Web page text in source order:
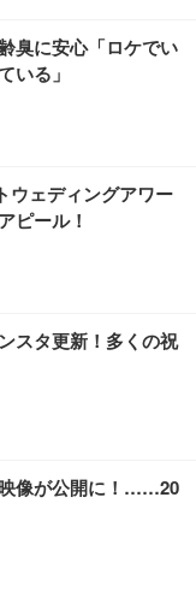
ゲーミング/勉強/事
(ブラック)
ェア 疲れない テレ
30度ロッキング機
度跳ね上げ式アーム
(ホワイト)
クチェア 肘なし メ
付き 腰サポート ガ
スター付き コンパク
インチ 液晶モニタ
光沢 HDMI/DisplayP
整 スイベル VESA対
】GRAPHT THE S
Essential ゲーミン
FHD 量子ドット 残
ク) 【Amazon.co.jp
ーヤマ ペットシーツ
1) (ケース販売)
超厚型 お徳用 レギ
限定】
臭に安心「ロケでい
いる」
ウェディングアワー
ピール！
スタ更新！多くの祝
像が公開に！……20